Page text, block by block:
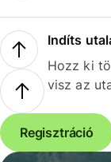
Indíts
Hozz ki
visz az
Regisztráció